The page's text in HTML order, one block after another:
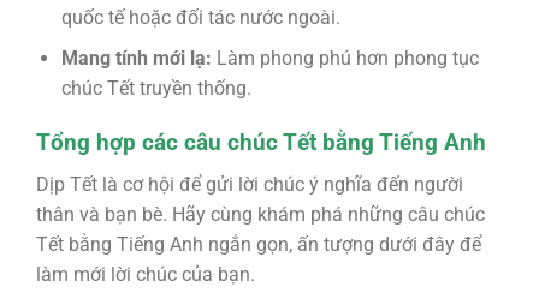
quốc tế hoặc đối tác nước ngoài.
Mang tính mới lạ: Làm phong phú hơn phong tục
chúc Tết truyền thống.
Tổng hợp các câu chúc Tết bằng Tiếng Anh
Dịp Tết là cơ hội để gửi lời chúc ý nghĩa đến người
thân và bạn bè. Hãy cùng khám phá những câu chúc
Tết bằng Tiếng Anh ngắn gọn, ấn tượng dưới đây để
làm mới lời chúc của bạn.